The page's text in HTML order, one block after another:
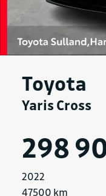
Toyota
Yaris Cross
298
2022
47500 km